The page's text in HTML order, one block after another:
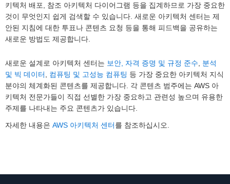
키텍처 배포, 참조 아키텍처 다이어그램 등을 집계하므로 가장 중요한
것이 무엇인지 쉽게 검색할 수 있습니다. 새로운 아키텍처 센터는 제
안된 지침에 대한 투표나 콘텐츠 요청 등을 통해 피드백을 공유하는
새로운 방법도 제공합니다.
새로운 설계로 아키텍처 센터는 보안, 자격 증명 및 규정 준수
분석
및 빅 데이터
컴퓨팅 및 고성능 컴퓨팅 등 가장 중요한 아키텍처 지식
분야의 체계화된 콘텐츠를 제공합니다. 각 콘텐츠 범주에는 AWS 아
키텍처 전문가들이 직접 선별한 가장 중요하고 관련성 높으며 유용한
주제를 나타내는 주요 콘텐츠가 있습니다.
자세한 내용은 AWS 아키텍처 센터를 참조하십시오.